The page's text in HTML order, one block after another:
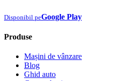
Disponibil peGoogle Play
Produse
Mașini de vânzare
Blog
Ghid auto